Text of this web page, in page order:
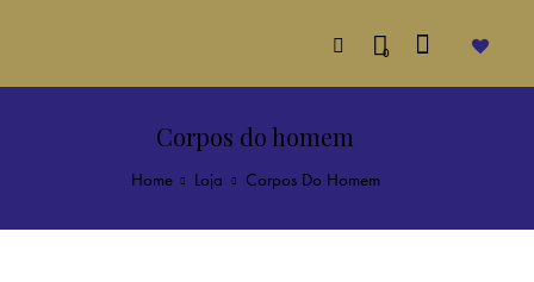
0
Corpos do homem
Home Loja Corpos Do Homem